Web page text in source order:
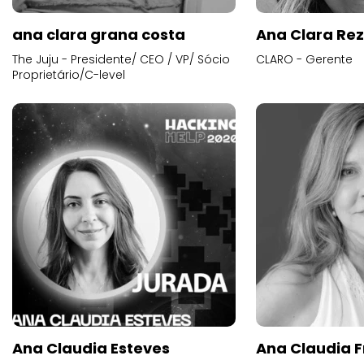
ana clara grana costa
The Juju - Presidente/ CEO / VP/ Sócio
Proprietário/C-level
Ana Clara
CLARO - Gerente
Ana Claudia Esteves
Ana Claudia